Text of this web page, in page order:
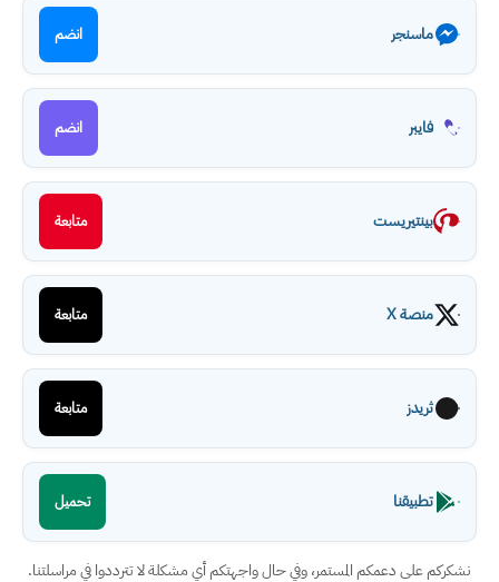
ماسنجر انضم
فايبر انضم
بينتيريست متابعة
منصة X متابعة
ثريدز متابعة
تطبيقنا تحميل
نشكركم على دعمكم المستمر، وفي حال واجهتكم أي مشكلة لا تترددوا في مراسلتنا.